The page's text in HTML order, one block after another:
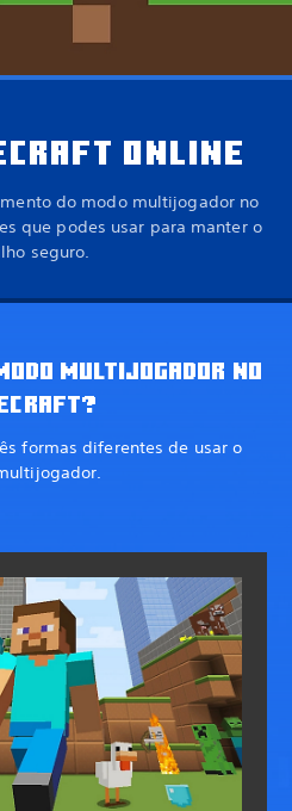
ONLINE
do modo multijogador no
que podes usar para manter o
seguro.
MULTIJOGADOR NO
formas diferentes de usar o